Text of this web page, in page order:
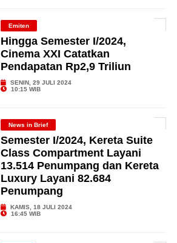
Emiten
Hingga Semester I/2024,
Cinema XXI Catatkan
Pendapatan Rp2,9 Triliun
SENIN, 29 JULI 2024
10:15 WIB
News in Brief
Semester I/2024, Kereta Suite
Class Compartment Layani
13.514 Penumpang dan Kereta
Luxury Layani 82.684
Penumpang
KAMIS, 18 JULI 2024
16:45 WIB